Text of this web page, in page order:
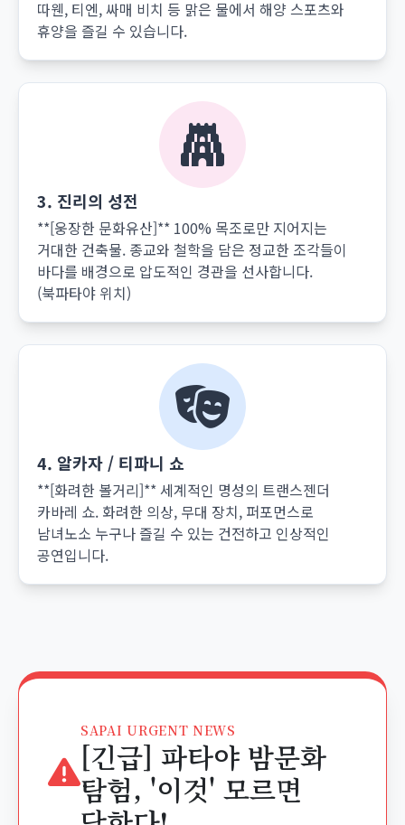
따웬, 티엔, 싸매 비치 등 맑은 물에서 해양 스포츠와
휴양을 즐길 수 있습니다.
3. 진리의 성전
**[웅장한 문화유산]** 100% 목조로만 지어지는
거대한 건축물. 종교와 철학을 담은 정교한 조각들이
바다를 배경으로 압도적인 경관을 선사합니다.
(북파타야 위치)
4. 알카자 / 티파니 쇼
**[화려한 볼거리]** 세계적인 명성의 트랜스젠더
카바레 쇼. 화려한 의상, 무대 장치, 퍼포먼스로
남녀노소 누구나 즐길 수 있는 건전하고 인상적인
공연입니다.
SAPAI URGENT NEWS
[긴급] 파타야 밤문화
탐험, '이것' 모르면